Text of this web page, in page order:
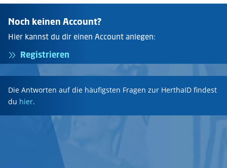
Noch keinen Account?
Hier kannst du dir einen Account anlegen:
Registrieren
Die Antworten auf die häufigsten Fragen zur HerthaID findest
du hier.